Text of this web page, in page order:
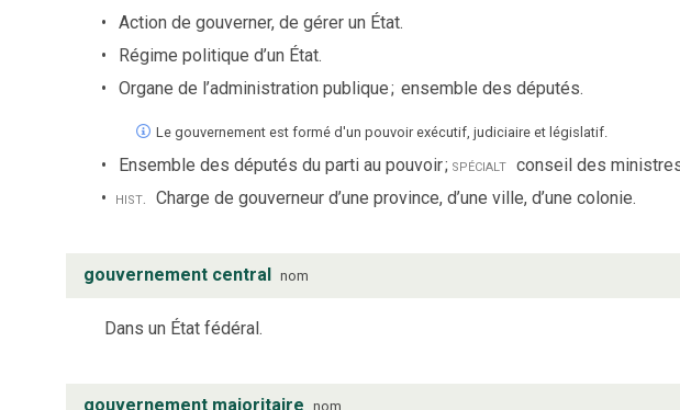
Action de gouverner, de gérer un État.
Régime politique d’un État.
Organe de l’administration publique; ensemble des députés.
Le gouvernement est formé d'un pouvoir exécutif, judiciaire et législatif.
Ensemble des députés du parti au pouvoir; spécialt conseil des
hist. Charge de gouverneur d’une province, d’une ville, d’une colonie.
gouvernement central nom
Dans un État fédéral.
gouvernement majoritaire nom